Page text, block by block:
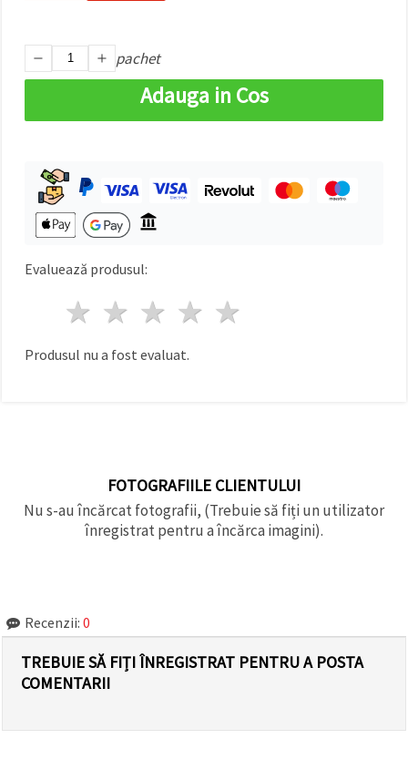
toate!
pachet
Adauga in Cos
Evaluează produsul:
4 stele
3 stele
2 stele
1 stea
Produsul nu a fost evaluat.
FOTOGRAFIILE CLIENTULUI
Nu s-au încărcat fotografii, (Trebuie să fiți un utilizator
înregistrat pentru a încărca imagini).
Recenzii: 0
TREBUIE SĂ FIȚI ÎNREGISTRAT PENTRU A POSTA
COMENTARII